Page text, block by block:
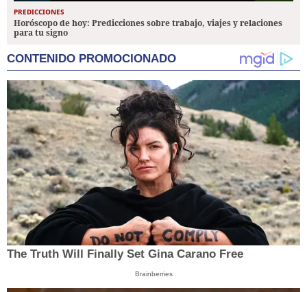
PREDICCIONES
Horóscopo de hoy: Predicciones sobre trabajo, viajes y relaciones
para tu signo
CONTENIDO PROMOCIONADO
The Truth Will Finally Set Gina Carano Free
Brainberries